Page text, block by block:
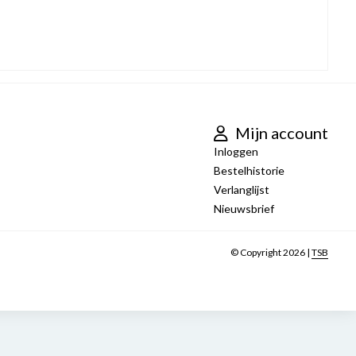
Mijn account
Inloggen
Bestelhistorie
Verlanglijst
Nieuwsbrief
© Copyright 2026 | TSB